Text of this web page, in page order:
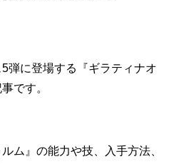
弾に登場する『ギラティナオ
です。
ム』の能力や技、入手方法、